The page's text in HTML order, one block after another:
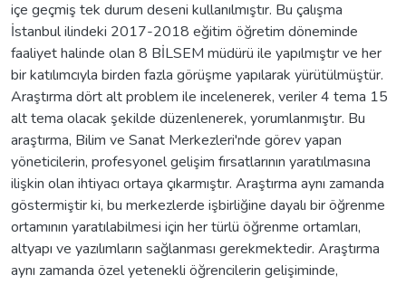
içe geçmiş tek durum deseni kullanılmıştır. Bu çalışma
İstanbul ilindeki 2017-2018 eğitim öğretim döneminde
faaliyet halinde olan 8 BİLSEM müdürü ile yapılmıştır ve her
bir katılımcıyla birden fazla görüşme yapılarak yürütülmüştür.
Araştırma dört alt problem ile incelenerek, veriler 4 tema 15
alt tema olacak şekilde düzenlenerek, yorumlanmıştır. Bu
araştırma, Bilim ve Sanat Merkezleri'nde görev yapan
yöneticilerin, profesyonel gelişim fırsatlarının yaratılmasına
ilişkin olan ihtiyacı ortaya çıkarmıştır. Araştırma aynı zamanda
göstermiştir ki, bu merkezlerde işbirliğine dayalı bir öğrenme
ortamının yaratılabilmesi için her türlü öğrenme ortamları,
altyapı ve yazılımların sağlanması gerekmektedir. Araştırma
aynı zamanda özel yetenekli öğrencilerin gelişiminde,